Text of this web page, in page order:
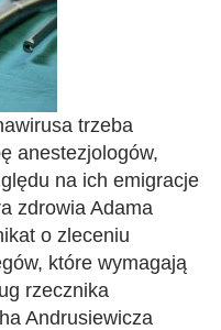
trzeba
anestezjologów,
na ich emigracje
zdrowia Adama
o zleceniu
które wymagają
rzecznika
Andrusiewicza